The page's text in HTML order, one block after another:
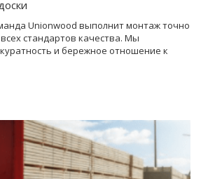
Unionwood выполнит монтаж точно
стандартов качества. Мы
и бережное отношение к